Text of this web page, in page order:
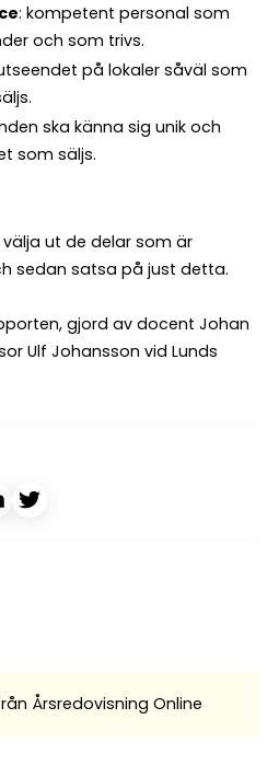
: kompetent personal som
och som trivs.
på lokaler såväl som
ska känna sig unik och
som säljs.
ut de delar som är
sedan satsa på just detta.
gjord av docent Johan
Ulf Johansson vid Lunds
Årsredovisning Online